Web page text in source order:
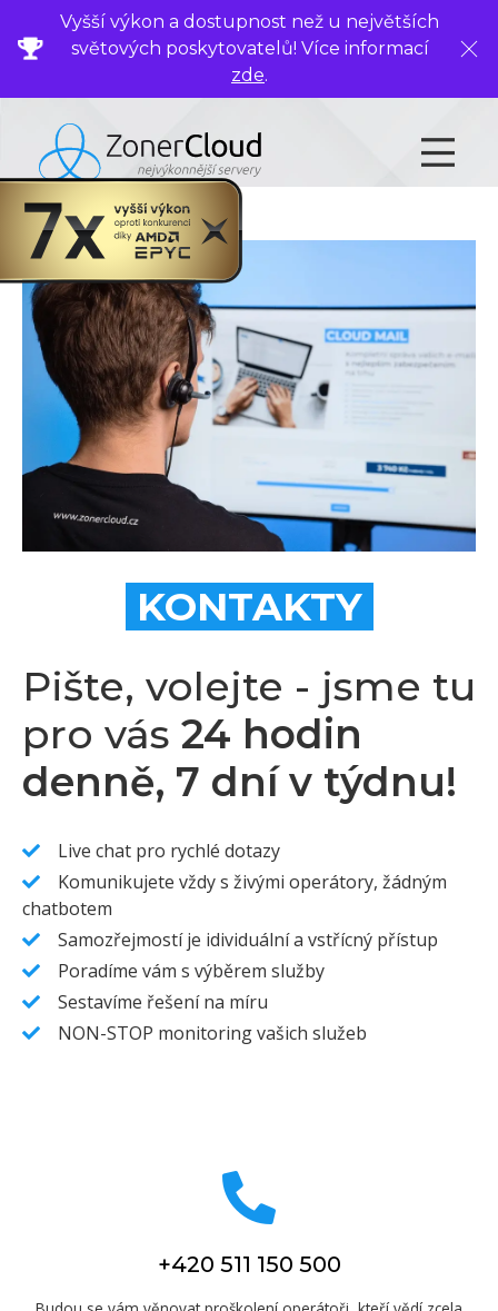
Vyšší výkon a dostupnost než u největších
světových poskytovatelů! Více informací
zde.
KONTAKTY
Pište, volejte - jsme tu
pro vás 24 hodin
denně, 7 dní v týdnu!
Live chat pro rychlé dotazy
Komunikujete vždy s živými operátory, žádným
chatbotem
Samozřejmostí je idividuální a vstřícný přístup
Poradíme vám s výběrem služby
Sestavíme řešení na míru
NON-STOP monitoring vašich služeb
+420 511 150 500